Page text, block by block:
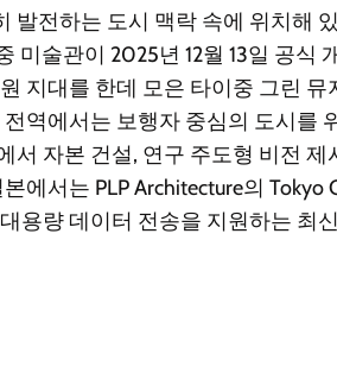
발전하는 도시 맥락 속에 위치해
미술관이 2025년 12월 13일 공식
지대를 한데 모은 타이중 그린
역에서는 보행자 중심의 도시를
서 자본 건설, 연구 주도형 비전
에서는 PLP Architecture의 Tokyo
용량 데이터 전송을 지원하는 최